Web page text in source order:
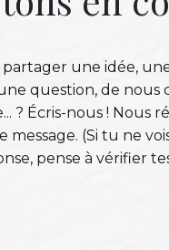
partager une idée,
question, de nous
? Écris-nous ! Nous
message. (Si tu ne
pense à vérifier